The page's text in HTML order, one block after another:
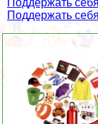
Поддержать
Поддержать